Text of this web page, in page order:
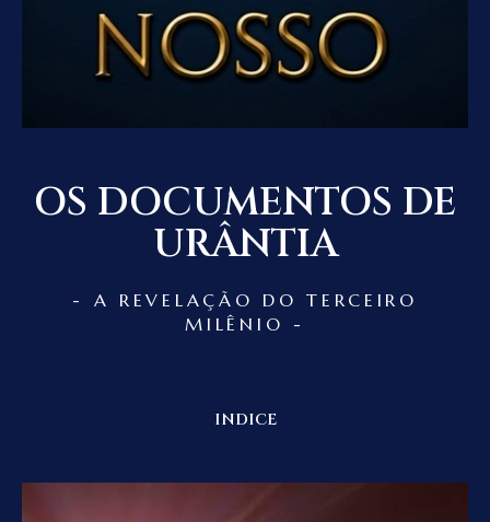
OS DOCUMENTOS DE
URÂNTIA
- A REVELAÇÃO DO TERCEIRO
MILÊNIO -
INDICE